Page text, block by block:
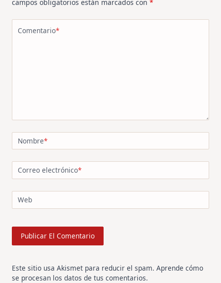
campos obligatorios están marcados con *
Comentario*
Nombre*
Correo electrónico*
Web
Este sitio usa Akismet para reducir el spam. Aprende cómo
se procesan los datos de tus comentarios.